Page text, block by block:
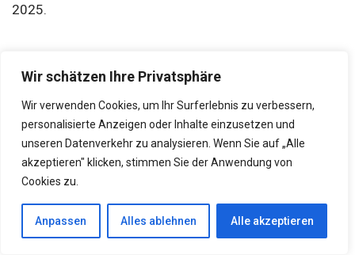
Wir schätzen Ihre Privatsphäre
Wir verwenden Cookies, um Ihr Surferlebnis zu verbessern,
personalisierte Anzeigen oder Inhalte einzusetzen und
unseren Datenverkehr zu analysieren. Wenn Sie auf „Alle
akzeptieren" klicken, stimmen Sie der Anwendung von
Cookies zu.
Anpassen Alles ablehnen Alle akzeptieren
2025.
Welche Krankenkasse
übernimmt die Fitnessuhr?
Einige gesetzliche Krankenkassen bieten
Zuschüsse über Bonusprogramme oder
Präventionskurse
Besonders bei nachgewiesener sportlicher Aktivität
oder Gesundheitszielen ist eine anteilige